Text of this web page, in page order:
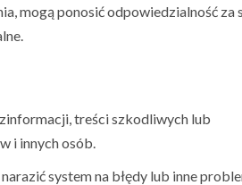
mogą ponosić odpowiedzialność za
treści szkodliwych lub
i innych osób.
system na błędy lub inne